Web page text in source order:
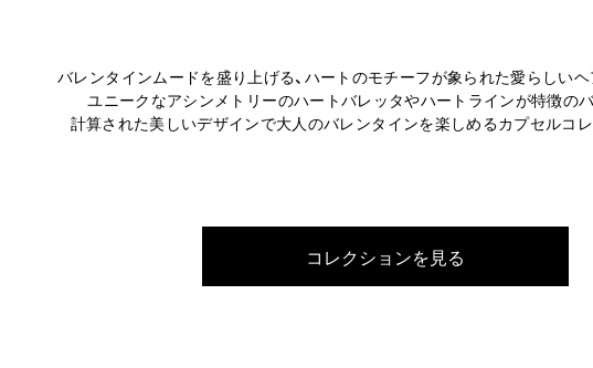
バレンタインムードを盛り上げる、ハートのモチーフが象られた愛らしいヘ
ユニークなアシンメトリーのハートバレッタやハートラインが特徴のバ
計算された美しいデザインで大人のバレンタインを楽しめるカプセルコレ
コレクションを見る